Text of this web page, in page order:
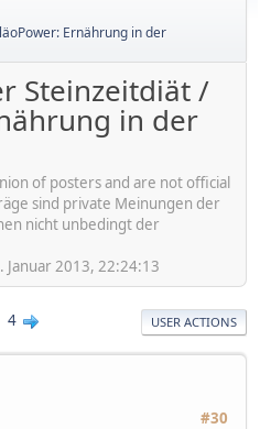
Ernährung in der
Steinzeitdiät /
in der
of posters and are not official
sind private Meinungen der
nicht unbedingt der
2013, 22:24:13
4 USER ACTIONS
#30